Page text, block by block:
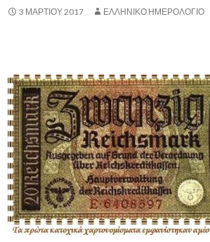
3 ΜΑΡΤΊΟΥ 2017 ΕΛΛΗΝΙΚΟ ΗΜΕΡΟΛΟΓΙΟ